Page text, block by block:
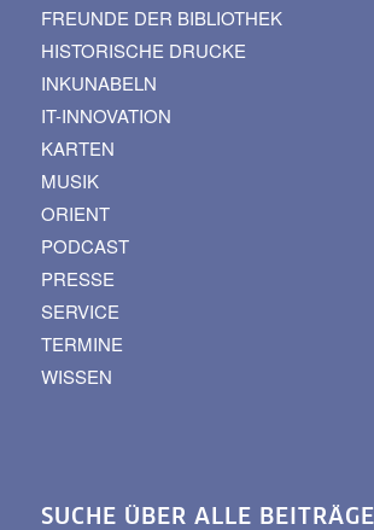
FREUNDE DER BIBLIOTHEK
HISTORISCHE DRUCKE
INKUNABELN
IT-INNOVATION
KARTEN
MUSIK
ORIENT
PODCAST
PRESSE
SERVICE
TERMINE
WISSEN
SUCHE ÜBER ALLE